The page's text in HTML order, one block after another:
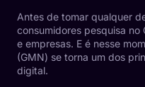
Antes de tomar qualquer
consumidores pesquisa
e empresas. E é nesse
(GMN) se torna um dos
digital.